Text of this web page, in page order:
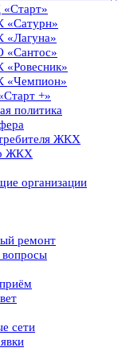
+»
политика
ЖКХ
ЖКХ
организации
ремонт
сети